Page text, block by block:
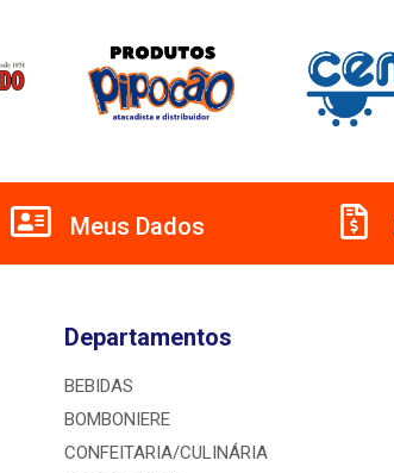
Meus Dados
Departamentos
BEBIDAS
BOMBONIERE
CONFEITARIA/CULINÁRIA